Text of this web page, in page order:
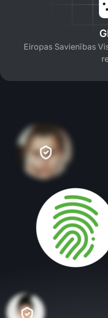
Eiropas Savienības